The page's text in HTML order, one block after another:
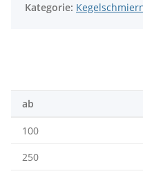
Kategorie:
ab
100
250